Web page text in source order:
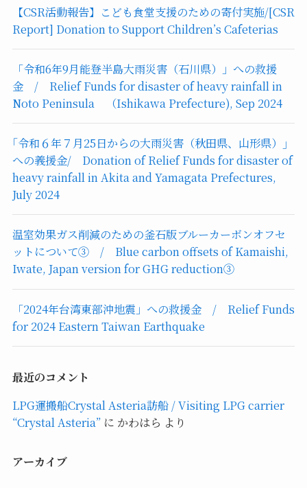
【CSR活動報告】こども食堂支援のための寄付実施/[CSR
Report] Donation to Support Children’s Cafeterias
「令和6年9月能登半島大雨災害（石川県）」への救援
金 / Relief Funds for disaster of heavy rainfall in
Noto Peninsula （Ishikawa Prefecture), Sep 2024
｢令和６年７月25日からの大雨災害（秋田県、山形県）｣
への義援金/ Donation of Relief Funds for disaster of
heavy rainfall in Akita and Yamagata Prefectures,
July 2024
温室効果ガス削減のための釜石版ブルーカーボンオフセ
ットについて③ / Blue carbon offsets of Kamaishi,
Iwate, Japan version for GHG reduction③
「2024年台湾東部沖地震」への救援金 / Relief Funds
for 2024 Eastern Taiwan Earthquake
最近のコメント
LPG運搬船Crystal Asteria訪船 / Visiting LPG carrier
“Crystal Asteria”に かわはら より
アーカイブ